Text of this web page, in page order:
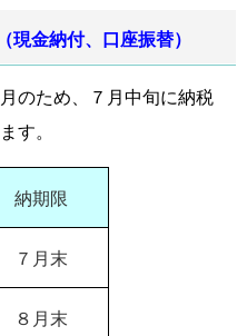
現金納付、口座振替）
のため、７月中旬に納税
す。
納期限
７月末
８月末